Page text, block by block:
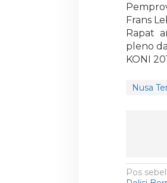
Frans
Rapat
pleno
KONI
Nusa
N
Pos